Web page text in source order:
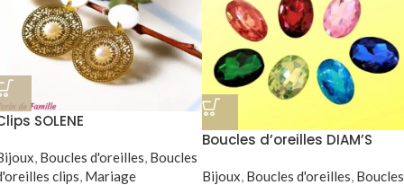
SOLENE
, Boucles d'oreilles, Boucles
clips, Mariage
Boucles d’oreilles DIAM’S
Bijoux, Boucles d'oreilles, Boucles